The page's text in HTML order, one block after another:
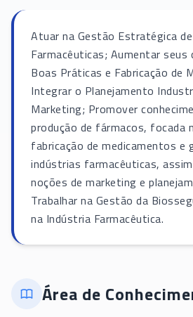
Atuar na Gestão Estratégica
Farmacêuticas; Aumentar seus
Boas Práticas e Fabricação de
Integrar o Planejamento
Marketing; Promover
produção de fármacos, focada
fabricação de medicamentos e
indústrias farmacêuticas,
noções de marketing e
Trabalhar na Gestão da
na Indústria Farmacêutica.
Área de